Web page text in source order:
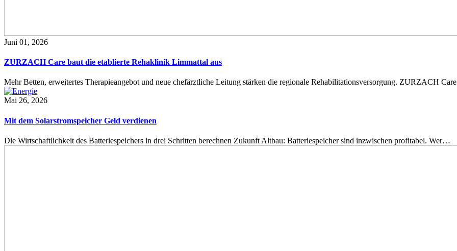
Juni 01, 2026
ZURZACH Care baut die etablierte Rehaklinik Limmattal aus
Mehr Betten, erweitertes Therapieangebot und neue chefärztliche Leitung stärken die regionale Rehabilitationsversorgung. ZURZACH
Mai 26, 2026
Mit dem Solarstromspeicher Geld verdienen
Die Wirtschaftlichkeit des Batteriespeichers in drei Schritten berechnen Zukunft Altbau: Batteriespeicher sind inzwischen profitabel. Wer…